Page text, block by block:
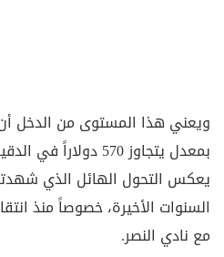
ويعني هذا المستوى من الدخل أن
بمعدل يتجاوز 570
يعكس التحول الهائل الذي
السنوات الأخيرة، خصوصاً منذ
مع نادي النصر.